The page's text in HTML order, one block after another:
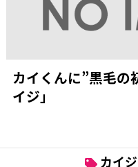
カイくんに”黒毛の
イジ」
カイ